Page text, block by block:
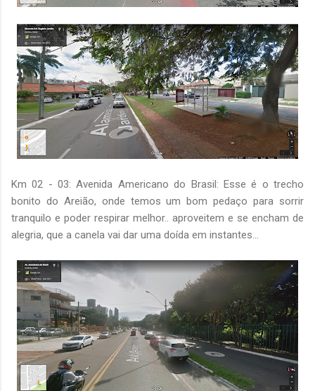
Km 02 - 03: Avenida Americano do Brasil: Esse é o trecho
bonito do Areião, onde temos um bom pedaço para sorrir
tranquilo e poder respirar melhor.. aproveitem e se encham de
alegria, que a canela vai dar uma doída em instantes...